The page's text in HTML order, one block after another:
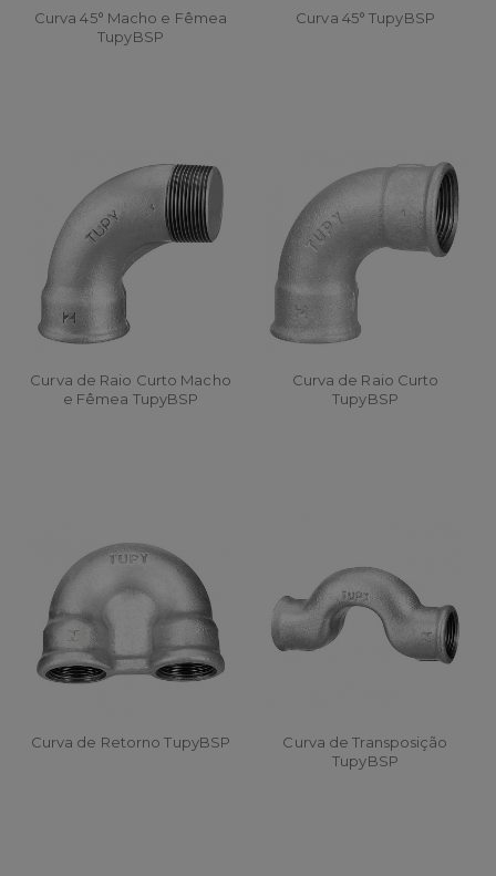
Curva 45° Macho e Fêmea
TupyBSP
Curva 45° TupyBSP
Curva de Raio Curto Macho
e Fêmea TupyBSP
Curva de Raio Curto
TupyBSP
Curva de Retorno TupyBSP
Curva de Transposição
TupyBSP